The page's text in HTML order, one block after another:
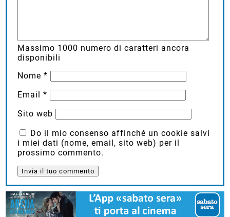
Massimo 1000 numero di caratteri ancora
disponibili
Nome*
Email*
Sito web
Do il mio consenso affinché un cookie salvi
i miei dati (nome, email, sito web) per il
prossimo commento.